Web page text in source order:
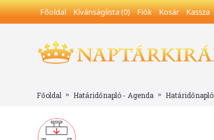
Főoldal Kívánságlista (0) Fiók Kosár Kassza
Főoldal Határidőnapló - Agenda Határidőnapló